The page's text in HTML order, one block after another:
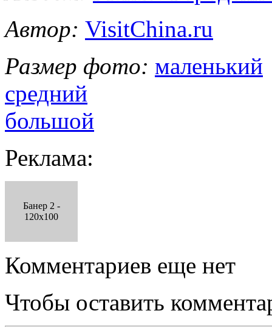
Автор: VisitChina.ru
Размер фото: маленький
средний
большой
Реклама:
Банер 2 -
120x100
Комментариев еще нет
Чтобы оставить